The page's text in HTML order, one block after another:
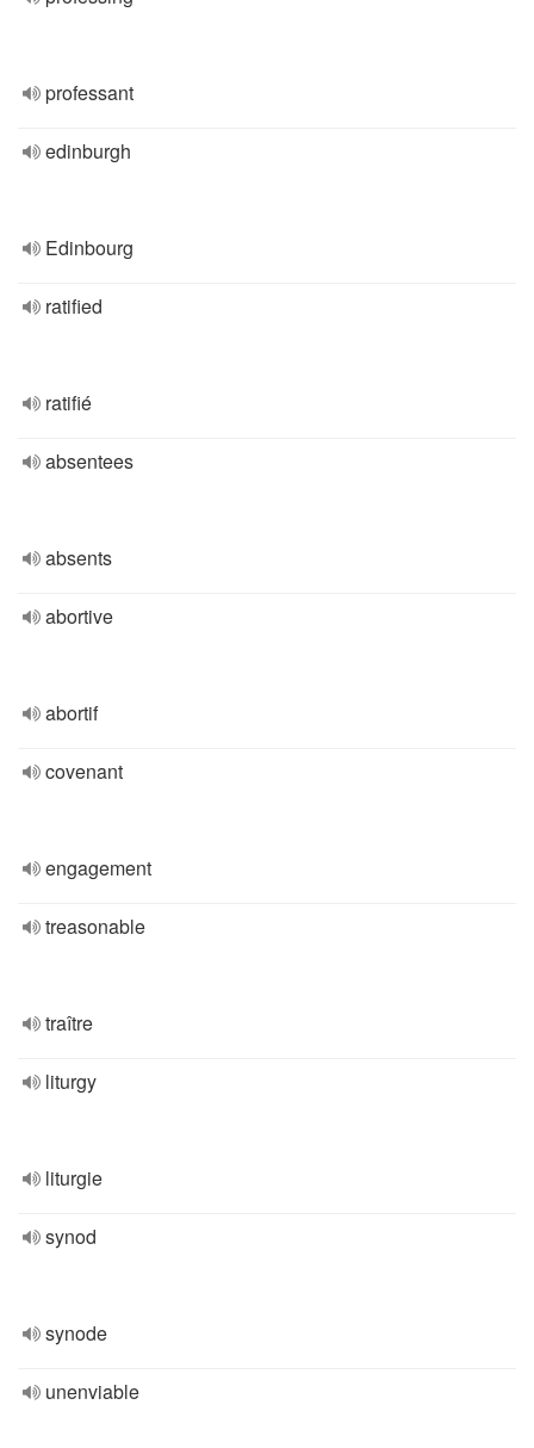
professant
edinburgh
Edinbourg
ratified
ratifié
absentees
absents
abortive
abortif
covenant
engagement
treasonable
traître
liturgy
liturgie
synod
synode
unenviable